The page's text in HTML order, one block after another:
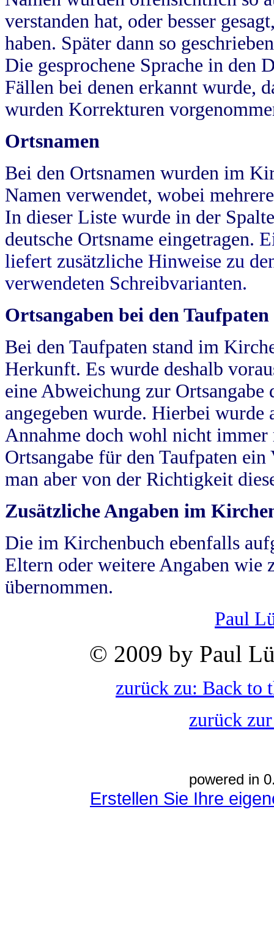
verstanden hat, oder besser
haben. Später dann so
Die gesprochene Sprache in
Fällen bei denen erkannt wurde,
wurden Korrekturen
Ortsnamen
Bei den Ortsnamen wurden im
Namen verwendet, wobei
In dieser Liste wurde in der
deutsche Ortsname eingetragen.
liefert zusätzliche Hinweise zu
verwendeten Schreibvarianten.
Ortsangaben bei den Taufpaten
Bei den Taufpaten stand im
Herkunft. Es wurde deshalb
eine Abweichung zur
angegeben wurde. Hierbei wurde
Annahme doch wohl nicht
Ortsangabe für den Taufpaten
man aber von der Richtigkeit
Zusätzliche Angaben im
Die im Kirchenbuch ebenfalls
Eltern oder weitere Angaben wie
übernommen.
Paul
© 2009 by Paul
zurück zu: Back to
zurück
powered in
Erstellen Sie Ihre